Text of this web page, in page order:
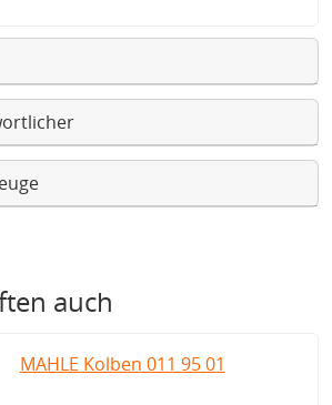
auch
MAHLE Kolben 011 95 01